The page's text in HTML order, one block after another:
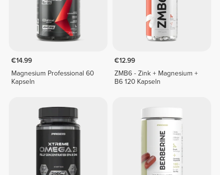
€14.99
Magnesium Professional 60
Kapseln
€12.99
ZMB6 - Zink + Magnesium +
B6 120 Kapseln